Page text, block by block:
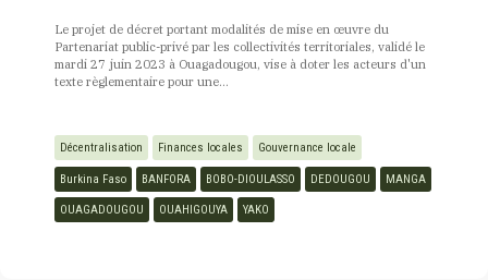
Le projet de décret portant modalités de mise en œuvre du
Partenariat public-privé par les collectivités territoriales, validé le
mardi 27 juin 2023 à Ouagadougou, vise à doter les acteurs d'un
texte règlementaire pour une...
Décentralisation Finances locales Gouvernance locale
Burkina Faso BANFORA BOBO-DIOULASSO DEDOUGOU MANGA
OUAGADOUGOU OUAHIGOUYA YAKO